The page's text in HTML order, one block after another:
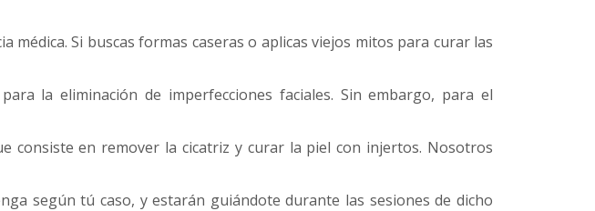
Si buscas formas caseras o aplicas viejos mitos para curar las
la eliminación de imperfecciones faciales. Sin embargo, para el
consiste en remover la cicatriz y curar la piel con injertos. Nosotros
según tú caso, y estarán guiándote durante las sesiones de dicho